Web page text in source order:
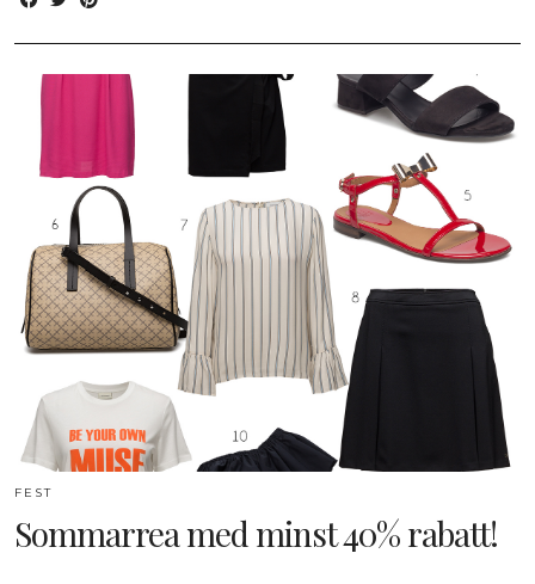
FEST
Sommarrea med minst 40% rabatt!